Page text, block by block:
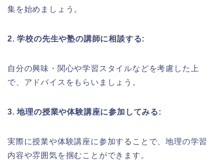
集を始めましょう。
2. 学校の先生や塾の講師に相談する:
自分の興味・関心や学習スタイルなどを考慮した上
で、アドバイスをもらいましょう。
3. 地理の授業や体験講座に参加してみる:
実際に授業や体験講座に参加することで、地理の学習
内容や雰囲気を掴むことができます。